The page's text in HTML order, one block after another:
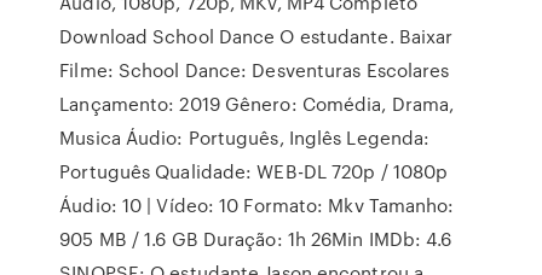
Download School Dance O estudante. Baixar
Filme: School Dance: Desventuras Escolares
Lançamento: 2019 Gênero: Comédia, Drama,
Musica Áudio: Português, Inglês Legenda:
Português Qualidade: WEB-DL 720p / 1080p
Áudio: 10 | Vídeo: 10 Formato: Mkv Tamanho:
905 MB / 1.6 GB Duração: 1h 26Min IMDb: 4.6